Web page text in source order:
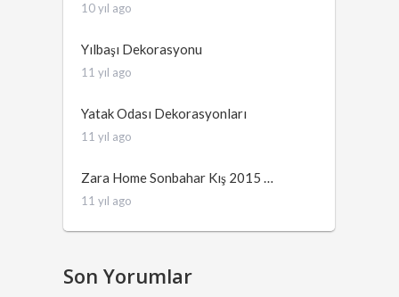
10 yıl ago
Yılbaşı Dekorasyonu
11 yıl ago
Yatak Odası Dekorasyonları
11 yıl ago
Zara Home Sonbahar Kış 2015 …
11 yıl ago
Son Yorumlar